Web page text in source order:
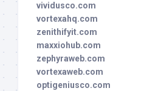
vividusco.com
vortexahq.com
zenithifyit.com
maxxiohub.com
zephyraweb.com
vortexaweb.com
optigeniusco.com